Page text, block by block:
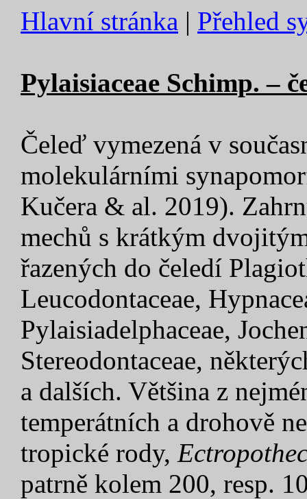
Hlavní stránka | Přehled
Pylaisiaceae Schimp. –
Čeleď vymezená v
molekulárními
Kučera & al. 2019).
mechů s krátkým
řazených do čeledí
Leucodontaceae,
Pylaisiadelphaceae,
Stereodontaceae,
a dalších. Většina z
temperátních a drohově
tropické rody,
patrně kolem 200, resp.